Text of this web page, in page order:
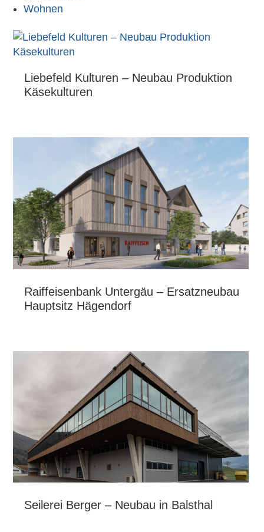
Wohnen
Liebefeld Kulturen – Neubau Produktion
Käsekulturen
Raiffeisenbank Untergäu – Ersatzneubau
Hauptsitz Hägendorf
Seilerei Berger – Neubau in Balsthal